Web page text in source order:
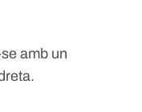
amb un